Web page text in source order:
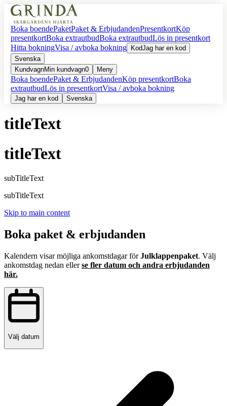
Boka boendePaketPaket & ErbjudandenPresentkortKöp
presentkortBoka extrautbudBoka extrautbudLös in presentkort
Hitta bokningVisa / avboka bokning KodJag har en kod
Svenska
KundvagnMin kundvagn0 Meny
Boka boendePaket & ErbjudandenKöp presentkortBoka
extrautbudLös in presentkortVisa / avboka bokning
Jag har en kod Svenska
titleText
titleText
subTitleText
subTitleText
Skip to main content
Boka paket & erbjudanden
Kalendern visar möjliga ankomstdagar förJulklappenpaket. Välj
ankomstdag nedan ellerse fler datum och andra erbjudanden
här.
Välj datum